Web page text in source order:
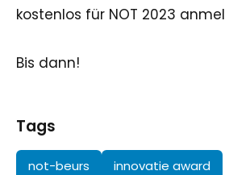
kostenlos für NOT 2023
Bis dann!
Tags
not-beurs innovatie award